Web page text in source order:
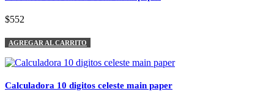
$552
AGREGAR AL CARRITO
Calculadora 10 digitos celeste main paper